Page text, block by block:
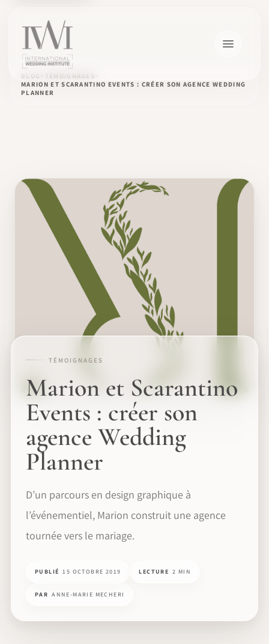
BLOG
TÉMOIGNAGES
MARION ET SCARANTINO EVENTS : CRÉER SON AGENCE WEDDING
PLANNER
TÉMOIGNAGES
Marion et Scarantino
Events : créer son
agence Wedding
Planner
D’un parcours en design graphique à
l’événementiel, Marion construit une agence
tournée vers le mariage.
PUBLIÉ 15 OCTOBRE 2019 LECTURE 2 MIN
PAR ANNE-MARIE MECHERI